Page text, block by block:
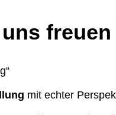
mit echter